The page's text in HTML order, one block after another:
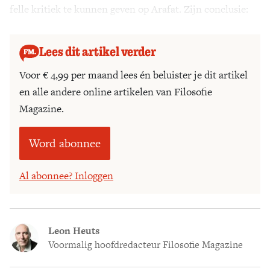
felle kritiek te kunnen geven op Arafat. Zijn conclusie:
Lees dit artikel verder
Voor € 4,99 per maand lees én beluister je dit artikel
en alle andere online artikelen van Filosofie
Magazine.
Word abonnee
Al abonnee? Inloggen
Leon Heuts
Voormalig hoofdredacteur Filosofie Magazine